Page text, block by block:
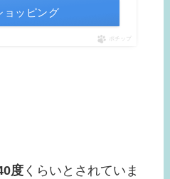
ョッピング
ポチップ
度 くらいとされていま